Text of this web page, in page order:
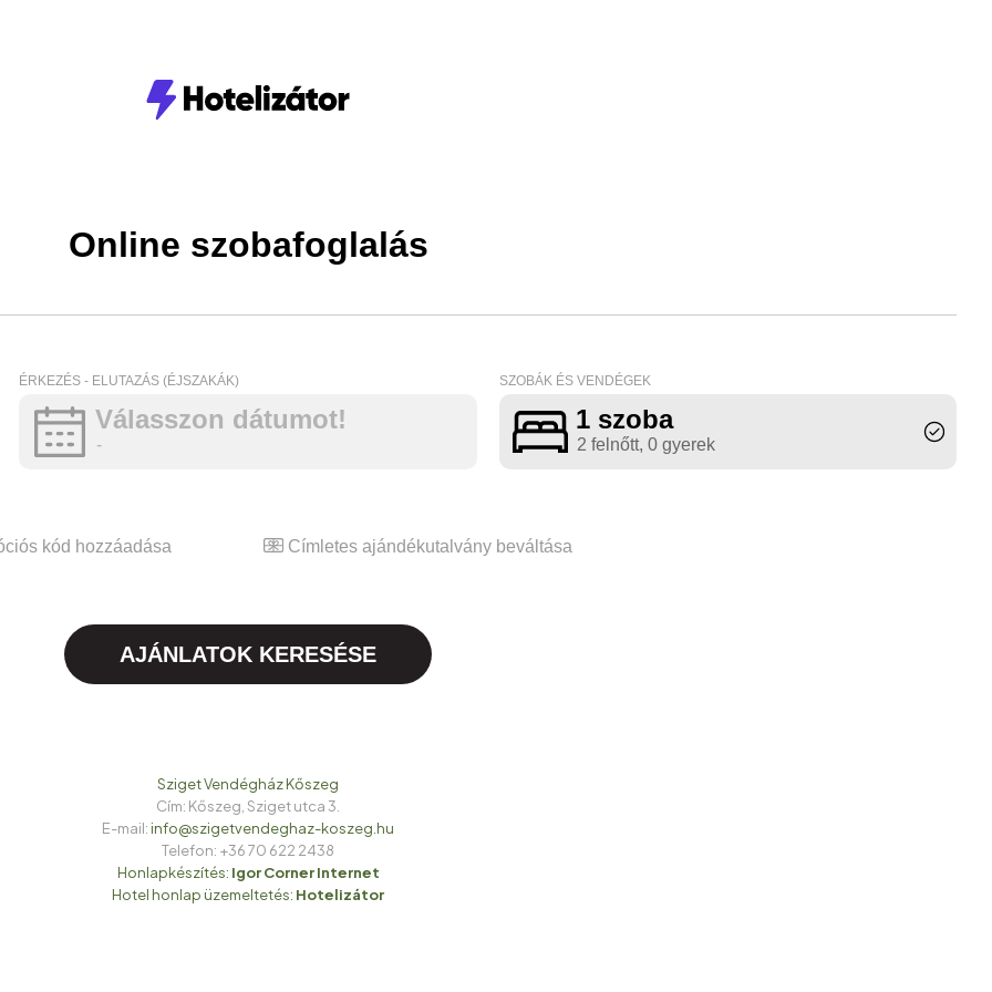
Online szobafoglalás
ÉRKEZÉS - ELUTAZÁS (ÉJSZAKÁK)
Válasszon dátumot!
-
SZOBÁK ÉS VENDÉGEK
1 szoba
2 felnőtt, 0 gyerek
kód hozzáadása Címletes ajándékutalvány beváltása
AJÁNLATOK KERESÉSE
Sziget VendégházKőszeg
Cím: Kőszeg, Sziget utca 3.
E-mail: info@szigetvendeghaz-koszeg.hu
Telefon: +36 70 622 2438
Honlapkészítés: Igor Corner Internet
Hotel honlap üzemeltetés: Hotelizátor